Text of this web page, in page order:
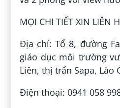
MỌI CHI TIẾT XIN LIÊN
Địa chỉ: Tổ 8, đường
giáo dục môi trường
Liên, thị trấn Sapa, Lào
Điện thoại: 0941 058